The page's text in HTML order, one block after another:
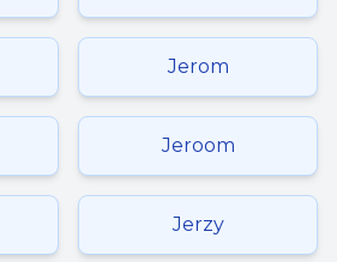
Jerom
Jeroom
Jerzy